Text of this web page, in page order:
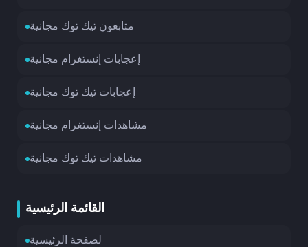
متابعون تيك توك مجانية
إعجابات إنستغرام مجانية
إعجابات تيك توك مجانية
مشاهدات إنستغرام مجانية
مشاهدات تيك توك مجانية
القائمة الرئيسية
لصفحة الرئيسية